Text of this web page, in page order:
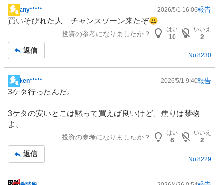
掲
示
事
any***** 2026/5/1 16:06報告
買いそびれた人 チャンスゾーン来たぞ😀
投資の参考になりましたか？
はい
10
いいえ
2
返信
No.8230
掲
示
記
事
ken***** 2026/5/1 9:40報告
3ケタ行ったんだ。
3ケタの安いとこは黙って買えば良いけど、焦りは禁物
よ。
投資の参考になりましたか？
はい
8
いいえ
2
返信
No. 8229